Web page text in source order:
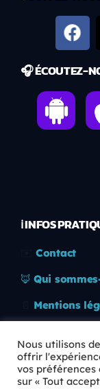
🎧 ÉCOUTEZ-
ℹ️ INFOS
Contact
🦊 Qui
Mentions
🛡️ RGPD
Nous utilisons
offrir
vos préférences
sur « Tout